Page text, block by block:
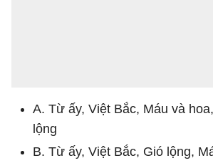
A. Từ ấy, Việt Bắc, Máu và
lộng
B. Từ ấy, Việt Bắc, Gió lộng,